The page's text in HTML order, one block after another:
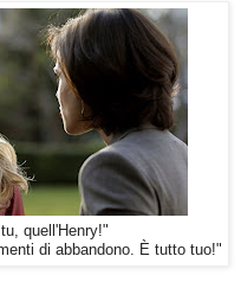
quell'Henry!"
di abbandono. È tutto tuo!"